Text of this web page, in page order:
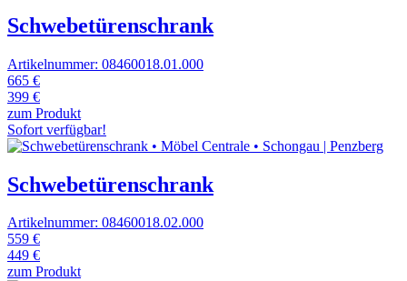
Schwebetürenschrank
Artikelnummer: 08460018.01.000
665 €
399 €
zum Produkt
Sofort verfügbar!
Schwebetürenschrank
Artikelnummer: 08460018.02.000
559 €
449 €
zum Produkt